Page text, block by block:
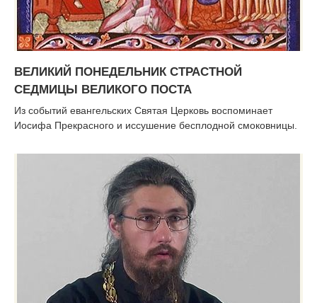
ВЕЛИКИЙ ПОНЕДЕЛЬНИК СТРАСТНОЙ
СЕДМИЦЫ ВЕЛИКОГО ПОСТА
Из событий евангельских Святая Церковь воспоминает
Иосифа Прекрасного и иссушение бесплодной смоковницы.